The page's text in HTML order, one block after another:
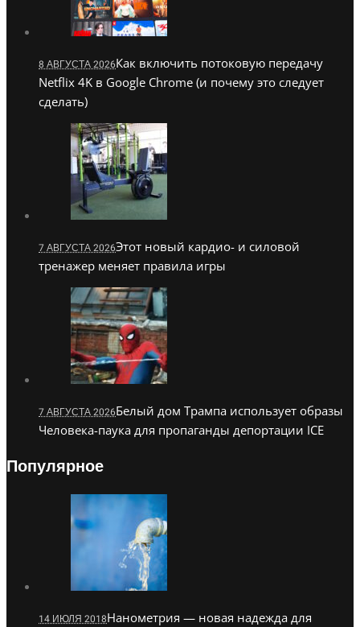
8 АВГУСТА 2026Как включить потоковую передачу
Netflix 4K в Google Chrome (и почему это следует
сделать)
7 АВГУСТА 2026Этот новый кардио- и силовой
тренажер меняет правила игры
7 АВГУСТА 2026Белый дом Трампа использует образы
Человека-паука для пропаганды депортации ICE
Популярное
14 ИЮЛЯ 2018Нанометрия — новая надежда для